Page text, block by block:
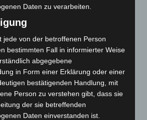
Daten zu verarbeiten.
jede von der betroffenen Person
bestimmten Fall in informierter Weise
abgegebene
in Form einer Erklärung oder einer
bestätigenden Handlung, mit
Person zu verstehen gibt, dass sie
der sie betreffenden
Daten einverstanden ist.